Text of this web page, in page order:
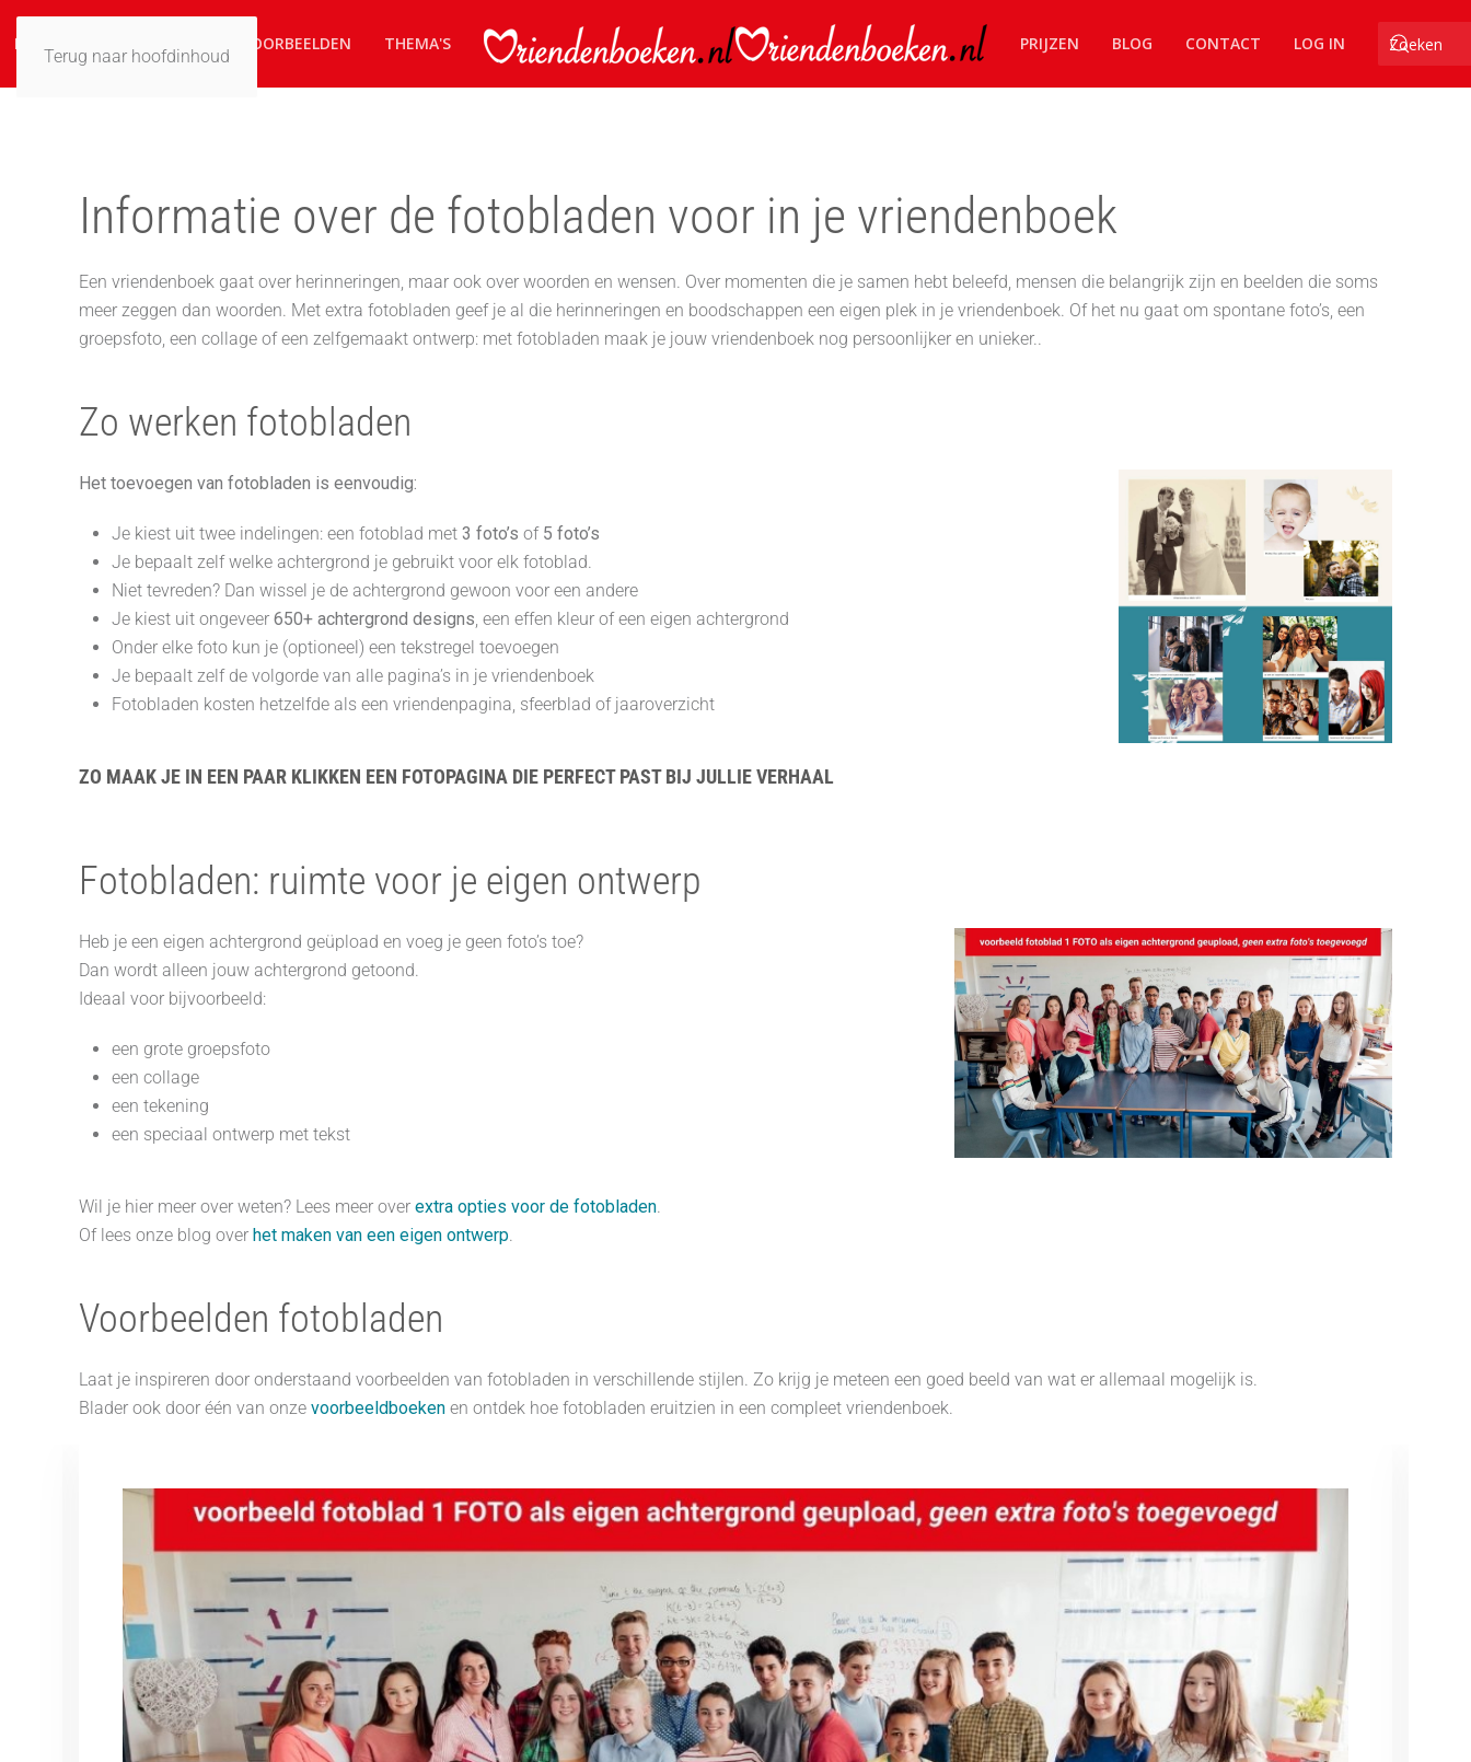
Terug naar hoofdinhoud
HOME VOORBEELDEN THEMA'S PRIJZEN BLOG CONTACT LOG IN
Informatie over de fotobladen voor in je vriendenboek
Een vriendenboek gaat over herinneringen, maar ook over woorden en wensen. Over momenten die je samen hebt beleefd, mensen die belangrijk zijn en beelden die soms
meer zeggen dan woorden. Met extra fotobladen geef je al die herinneringen en boodschappen een eigen plek in je vriendenboek. Of het nu gaat om spontane foto’s, een
groepsfoto, een collage of een zelfgemaakt ontwerp: met fotobladen maak je jouw vriendenboek nog persoonlijker en unieker..
Zo werken fotobladen
Het toevoegen van fotobladen is eenvoudig:
Je kiest uit twee indelingen: een fotoblad met 3 foto’s of 5 foto’s
Je bepaalt zelf welke achtergrond je gebruikt voor elk fotoblad.
Niet tevreden? Dan wissel je de achtergrond gewoon voor een andere
Je kiest uit ongeveer 650+ achtergrond designs, een effen kleur of een eigen achtergrond
Onder elke foto kun je (optioneel) een tekstregel toevoegen
Je bepaalt zelf de volgorde van alle pagina’s in je vriendenboek
Fotobladen kosten hetzelfde als een vriendenpagina, sfeerblad of jaaroverzicht
ZO MAAK JE IN EEN PAAR KLIKKEN EEN FOTOPAGINA DIE PERFECT PAST BIJ JULLIE VERHAAL
Fotobladen: ruimte voor je eigen ontwerp
Heb je een eigen achtergrond geüpload en voeg je geen foto’s toe?
Dan wordt alleen jouw achtergrond getoond.
Ideaal voor bijvoorbeeld:
een grote groepsfoto
een collage
een tekening
een speciaal ontwerp met tekst
Wil je hier meer over weten? Lees meer over extra opties voor de fotobladen.
Of lees onze blog over het maken van een eigen ontwerp.
Voorbeelden fotobladen
Laat je inspireren door onderstaand voorbeelden van fotobladen in verschillende stijlen. Zo krijg je meteen een goed beeld van wat er allemaal mogelijk is.
Blader ook door één van onze voorbeeldboeken en ontdek hoe fotobladen eruitzien in een compleet vriendenboek.